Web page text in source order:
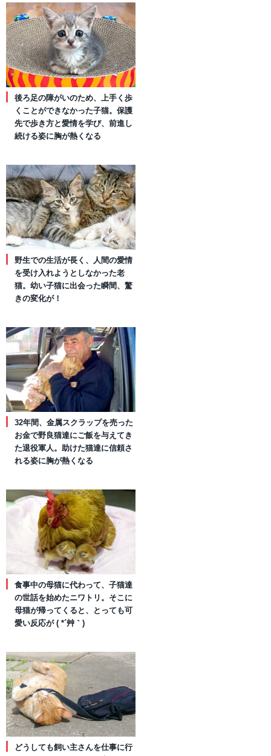
後ろ足の障がいのため、上手く歩
くことができなかった子猫。保護
先で歩き方と愛情を学び、前進し
続ける姿に胸が熱くなる
野生での生活が長く、人間の愛情
を受け入れようとしなかった老
猫。幼い子猫に出会った瞬間、驚
きの変化が！
32年間、金属スクラップを売った
お金で野良猫達にご飯を与えてき
た退役軍人。助けた猫達に信頼さ
れる姿に胸が熱くなる
食事中の母猫に代わって、子猫達
の世話を始めたニワトリ。そこに
母猫が帰ってくると、とっても可
愛い反応が ( *´艸｀)
どうしても飼い主さんを仕事に行